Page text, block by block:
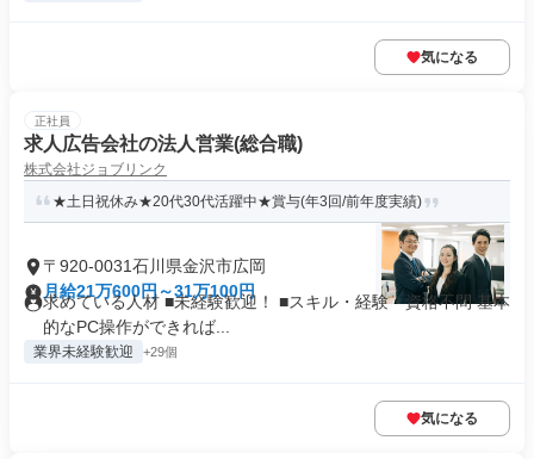
気になる
正社員
求人広告会社の法人営業(総合職)
株式会社ジョブリンク
★土日祝休み★20代30代活躍中★賞与(年3回/前年度実績)
〒920-0031石川県金沢市広岡
月給21万600円～31万100円
求めている人材 ■未経験歓迎！ ■スキル・経験・資格不問 基本
的なPC操作ができれば...
業界未経験歓迎 +29個
気になる